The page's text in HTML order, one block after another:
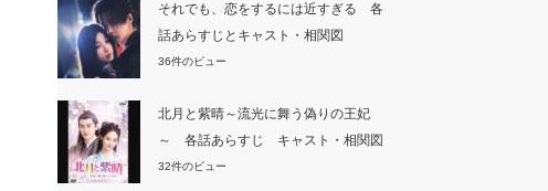
それでも、恋をするには近すぎる 各
話あらすじとキャスト・相関図
36件のビュー
北月と紫晴～流光に舞う偽りの王妃
～ 各話あらすじ キャスト・相関図
32件のビュー